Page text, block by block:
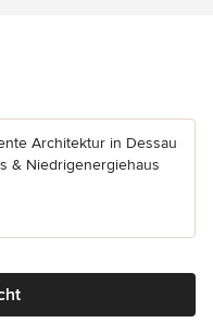
5 Sternen
Architektur in Dessau
& Niedrigenergiehaus